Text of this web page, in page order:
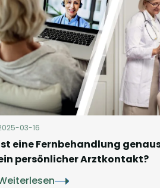
03-16
eine Fernbehandlung
persönlicher Arztkontakt?